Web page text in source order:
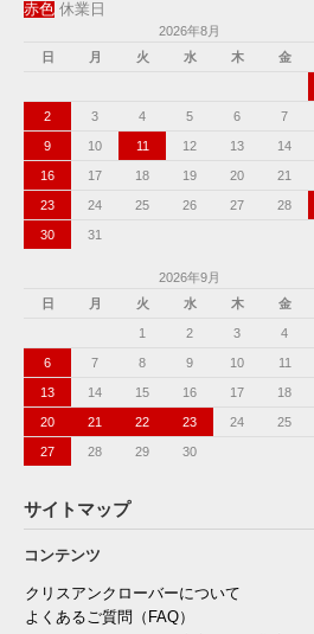
赤色 休業日
2026年8月
日
月 火 水 木 金
2 3 4 5 6 7
9 10 11 12 13 14
16 17 18 19 20 21
23 24 25 26 27 28
30 31
2026年9月
日
月 火 水 木 金
1 2 3 4
6 7 8 9 10 11
13 14 15 16 17 18
20 21 22 23 24 25
27 28 29 30
サイトマップ
コンテンツ
クリスアンクローバーについて
よくあるご質問（FAQ）